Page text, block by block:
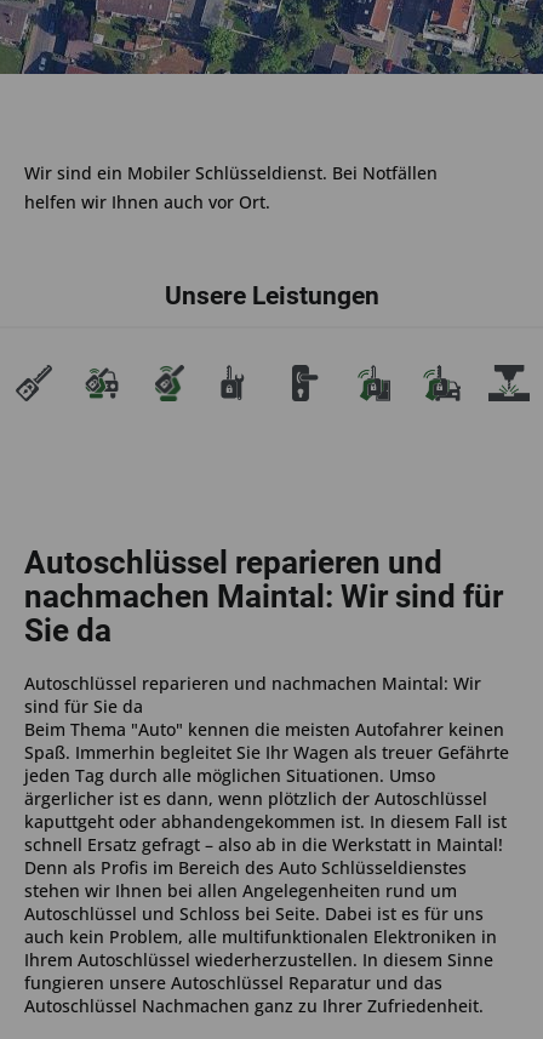
Wir sind ein Mobiler Schlüsseldienst. Bei Notfällen
helfen wir Ihnen auch vor Ort.
Unsere Leistungen
Autoschlüssel reparieren und
nachmachen Maintal: Wir sind für
Sie da
Autoschlüssel reparieren und nachmachen Maintal: Wir
sind für Sie da
Beim Thema "Auto" kennen die meisten Autofahrer keinen
Spaß. Immerhin begleitet Sie Ihr Wagen als treuer Gefährte
jeden Tag durch alle möglichen Situationen. Umso
ärgerlicher ist es dann, wenn plötzlich der Autoschlüssel
kaputtgeht oder abhandengekommen ist. In diesem Fall ist
schnell Ersatz gefragt – also ab in die Werkstatt in Maintal!
Denn als Profis im Bereich des Auto Schlüsseldienstes
stehen wir Ihnen bei allen Angelegenheiten rund um
Autoschlüssel und Schloss bei Seite. Dabei ist es für uns
auch kein Problem, alle multifunktionalen Elektroniken in
Ihrem Autoschlüssel wiederherzustellen. In diesem Sinne
fungieren unsere Autoschlüssel Reparatur und das
Autoschlüssel Nachmachen ganz zu Ihrer Zufriedenheit.